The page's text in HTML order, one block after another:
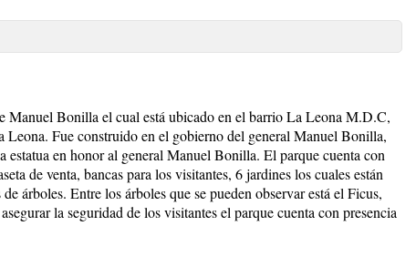
Manuel Bonilla el cual está ubicado en el barrio La Leona M.D.C,
Leona. Fue construido en el gobierno del general Manuel Bonilla,
estatua en honor al general Manuel Bonilla. El parque cuenta con
de venta, bancas para los visitantes, 6 jardines los cuales están
árboles. Entre los árboles que se pueden observar está el Ficus,
la seguridad de los visitantes el parque cuenta con presencia